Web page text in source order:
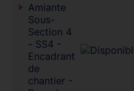
Amiante
Sous-
Section 4
- SS4 -
Encadrant
de
chantier -